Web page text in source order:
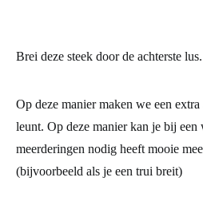
Brei deze steek door de achterste lus.
Op deze manier maken we een
leunt. Op deze manier kan je bij
meerderingen nodig heeft mooie
(bijvoorbeeld als je een trui breit)